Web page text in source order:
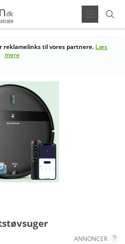
reklamelinks til vores partnere. Læs
mere
ANNONCER